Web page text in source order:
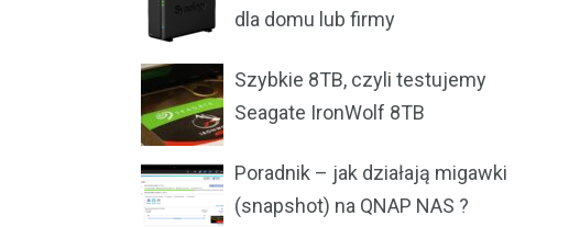
dla domu lub firmy
Szybkie 8TB, czyli testujemy
Seagate IronWolf 8TB
Poradnik – jak działają migawki
(snapshot) na QNAP NAS ?